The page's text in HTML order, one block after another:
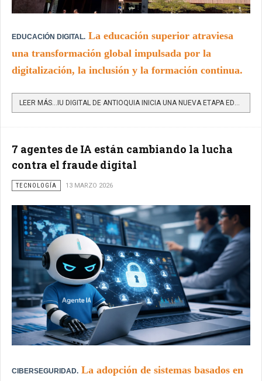
EDUCACIÓN DIGITAL. La educación superior atraviesa
una transformación global impulsada por la
digitalización, la inclusión y la formación continua.
LEER MÁS…IU DIGITAL DE ANTIOQUIA INICIA UNA NUEVA ETAPA EDUCATIVA CENTRADA EN INCLUSIÓN, TERRITORIOS Y...
7 agentes de IA están cambiando la lucha
contra el fraude digital
TECNOLOGÍA 13 MARZO 2026
CIBERSEGURIDAD. La adopción de sistemas basados en